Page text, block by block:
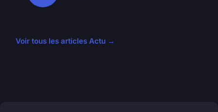
Voir tous les articles Actu →